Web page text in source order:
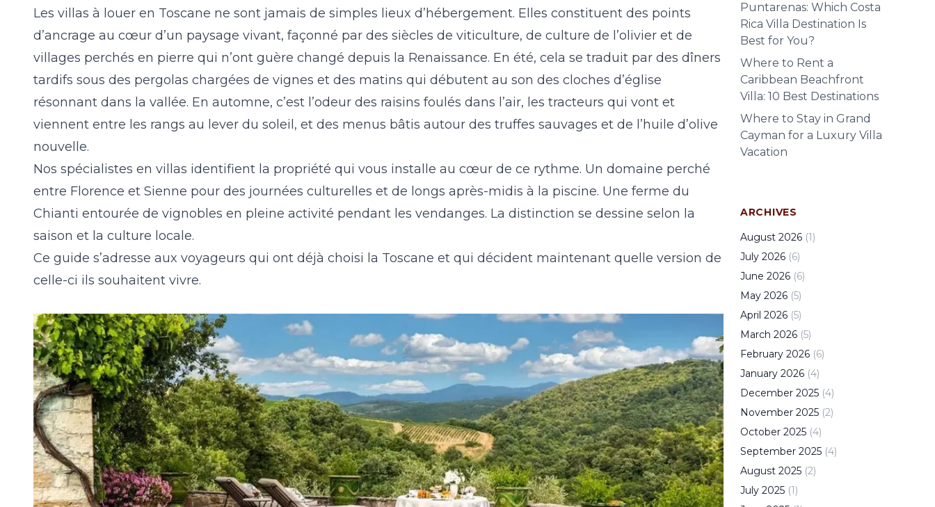
Les villas à louer en Toscane ne sont jamais de simples lieux d’hébergement. Elles constituent des points
d’ancrage au cœur d’un paysage vivant, façonné par des siècles de viticulture, de culture de l’olivier et de
villages perchés en pierre qui n’ont guère changé depuis la Renaissance. En été, cela se traduit par des dîners
tardifs sous des pergolas chargées de vignes et des matins qui débutent au son des cloches d’église
résonnant dans la vallée. En automne, c’est l’odeur des raisins foulés dans l’air, les tracteurs qui vont et
viennent entre les rangs au lever du soleil, et des menus bâtis autour des truffes sauvages et de l’huile d’olive
nouvelle.
Nos spécialistes en villas identifient la propriété qui vous installe au cœur de ce rythme. Un domaine perché
entre Florence et Sienne pour des journées culturelles et de longs après-midis à la piscine. Une ferme du
Chianti entourée de vignobles en pleine activité pendant les vendanges. La distinction se dessine selon la
saison et la culture locale.
Ce guide s’adresse aux voyageurs qui ont déjà choisi la Toscane et qui décident maintenant quelle version de
celle-ci ils souhaitent vivre.
Puntarenas: Which Costa
Rica Villa Destination Is
Best for You?
Where to Rent a
Caribbean Beachfront
Villa: 10 Best Destinations
Where to Stay in Grand
Cayman for a Luxury Villa
Vacation
ARCHIVES
August 2026 (1)
July 2026 (6)
June 2026 (6)
May 2026 (5)
April 2026 (5)
March 2026 (5)
February 2026 (6)
January 2026 (4)
December 2025 (4)
November 2025 (2)
October 2025 (4)
September 2025 (4)
August 2025 (2)
July 2025 (1)